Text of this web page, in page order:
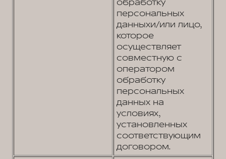
обработку
персональных
данныхи/или лицо,
которое
осуществляет
совместную с
оператором
обработку
персональных
данных на
условиях,
установленных
соответствующим
договором.